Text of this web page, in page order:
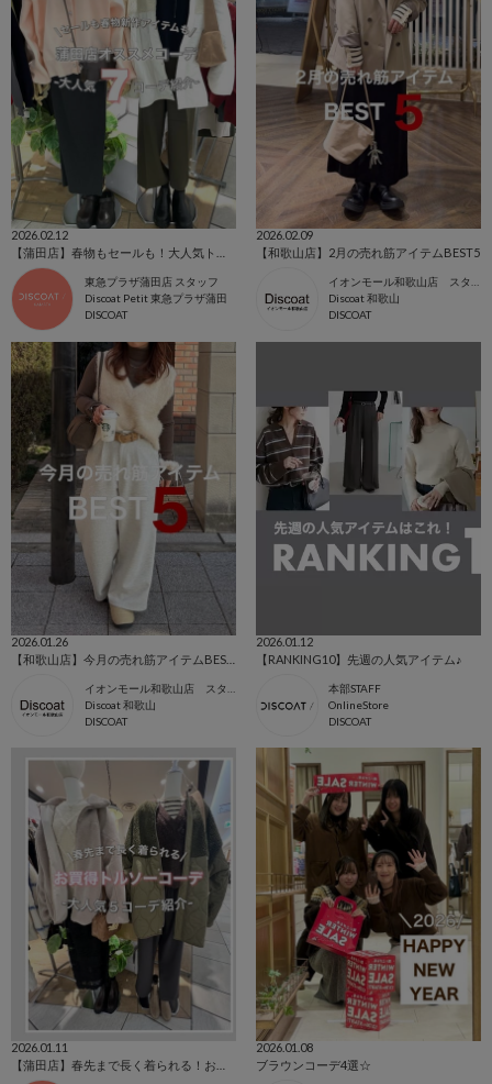
2026.02.12
東急プラザ蒲田店 スタッフ
Discoat Petit 東急プラザ蒲田
DISCOAT
2026.02.09
【和歌山店】2月の売れ筋アイテムBEST5
イオンモール和歌山店 スタッフ
Discoat 和歌山
DISCOAT
2026.01.26
Discoat 和歌山
DISCOAT
2026.01.12
【RANKING10】先週の人気アイテム♪
本部STAFF
OnlineStore
DISCOAT
2026.01.11
2026.01.08
ブラウンコーデ4選☆